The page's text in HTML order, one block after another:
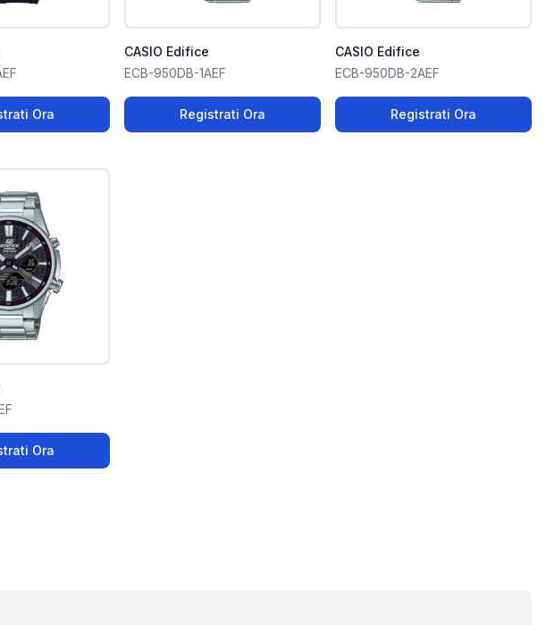
Ora
CASIO Edifice
ECB-950DB-1AEF
Registrati Ora
CASIO Edifice
ECB-950DB-2AEF
Registrati Ora
Ora